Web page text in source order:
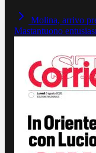
Molina, arrivo
Mastantuono